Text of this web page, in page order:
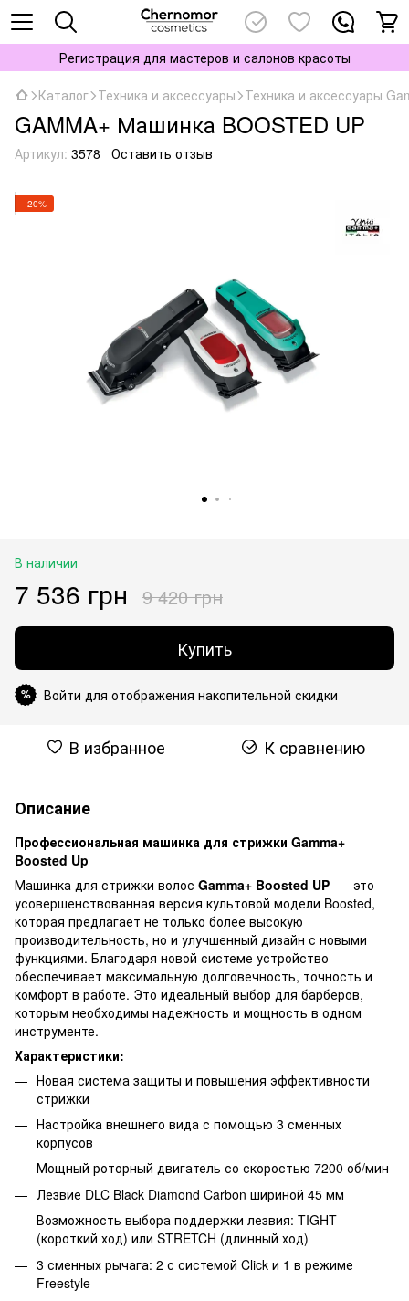
Регистрация для мастеров и салонов красоты
Каталог Техника и аксессуары Техника и аксессуары
GAMMA+ Машинка BOOSTED UP
Артикул: 3578 Оставить отзыв
−20%
В наличии
7 536 грн 9 420 грн
Купить
% Войти для отображения накопительной скидки
В избранное К сравнению
Описание
Профессиональная машинка для стрижки Gamma+
Boosted Up
Машинка для стрижки волос Gamma+ Boosted UP — это
усовершенствованная версия культовой модели Boosted,
которая предлагает не только более высокую
производительность, но и улучшенный дизайн с новыми
функциями. Благодаря новой системе устройство
обеспечивает максимальную долговечность, точность и
комфорт в работе. Это идеальный выбор для барберов,
которым необходимы надежность и мощность в одном
инструменте.
Характеристики:
Новая система защиты и повышения эффективности
стрижки
Настройка внешнего вида с помощью 3 сменных
корпусов
Мощный роторный двигатель со скоростью 7200 об/мин
Лезвие DLC Black Diamond Carbon шириной 45 мм
Возможность выбора поддержки лезвия: TIGHT
(короткий ход) или STRETCH (длинный ход)
3 сменных рычага: 2 с системой Click и 1 в режиме
Freestyle